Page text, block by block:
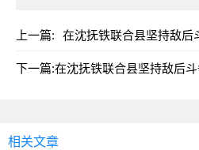
上一篇: 在沈抚铁联合县坚持敌后
下一篇:在沈抚铁联合县坚持敌后
相关文章